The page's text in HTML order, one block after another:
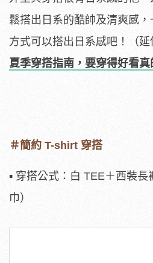
鬆搭出日系的酷帥及清爽感
方式可以搭出日系感吧！（延
夏季穿搭指南，要穿得好看真
＃簡約 T-shirt 穿搭
▪ 穿搭公式：白 TEE＋西裝
巾）